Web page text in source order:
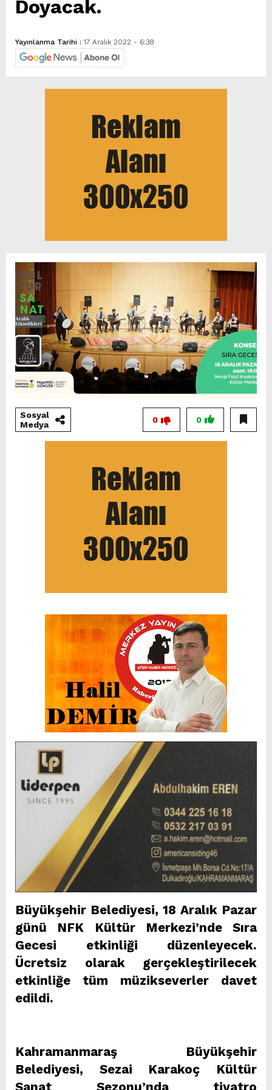
Doyacak.
Yayınlanma Tarihi : 17 Aralık 2022 - 6:38
Sosyal
Medya
0
0
Büyükşehir Belediyesi, 18 Aralık Pazar
günü NFK Kültür Merkezi’nde Sıra
Gecesi etkinliği düzenleyecek.
Ücretsiz olarak gerçekleştirilecek
etkinliğe tüm müzikseverler davet
edildi.
Kahramanmaraş Büyükşehir
Belediyesi, Sezai Karakoç Kültür